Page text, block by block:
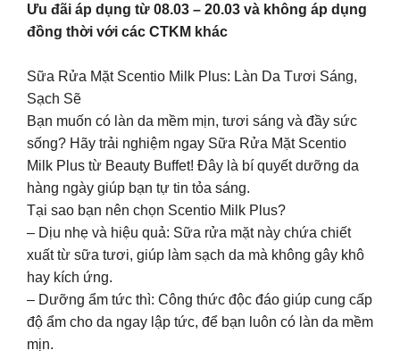
Ưu đãi áp dụng từ 08.03 – 20.03 và không áp dụng
đồng thời với các CTKM khác
Sữa Rửa Mặt Scentio Milk Plus: Làn Da Tươi Sáng,
Sạch Sẽ
Bạn muốn có làn da mềm mịn, tươi sáng và đầy sức
sống? Hãy trải nghiệm ngay Sữa Rửa Mặt Scentio
Milk Plus từ Beauty Buffet! Đây là bí quyết dưỡng da
hàng ngày giúp bạn tự tin tỏa sáng.
Tại sao bạn nên chọn Scentio Milk Plus?
– Dịu nhẹ và hiệu quả: Sữa rửa mặt này chứa chiết
xuất từ sữa tươi, giúp làm sạch da mà không gây khô
hay kích ứng.
– Dưỡng ẩm tức thì: Công thức độc đáo giúp cung cấp
độ ẩm cho da ngay lập tức, để bạn luôn có làn da mềm
mịn.